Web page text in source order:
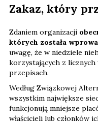
Zakaz, który
Zdaniem organizacji
których została
uwagę, że w niedziele
korzystających z
przepisach.
Według Związkowej
wszystkim największe
funkcjonują mniejsze
właścicieli lub członków